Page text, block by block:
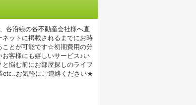
各沿線の各不動産会社様へ直
ットに掲載されるまでにお時
ことが可能です☆初期費用の分
客様にも嬉しいサービス♪い
悩む前にお部屋探しのライフ
etc..お気軽にご連絡ください★